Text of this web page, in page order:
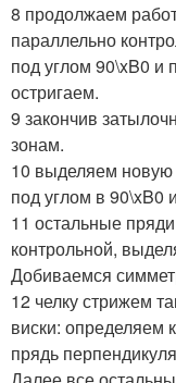
8 продолжаем
параллельно
под углом 90\xB0 и
остригаем.
9 закончив
зонам.
10 выделяем новую
под углом в 90\xB0
11 остальные
контрольной,
Добиваемся
12 челку стрижем
виски: определяем
прядь